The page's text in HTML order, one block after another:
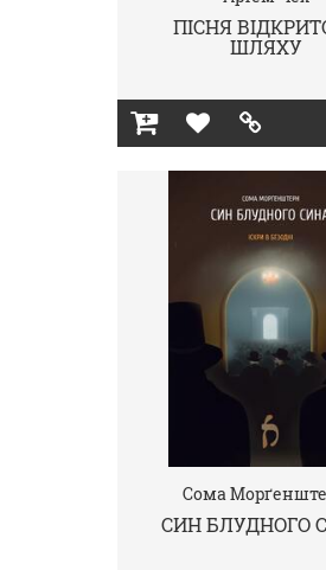
ПІСНЯ
ШЛЯХУ
Сома
СИН БЛУДНОГО